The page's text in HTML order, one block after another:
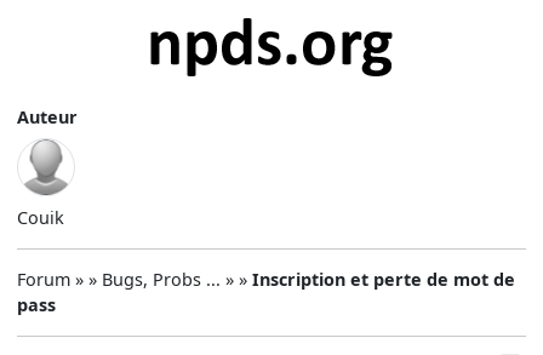
Auteur
Couik
Forum » » Bugs, Probs ... » »Inscription et perte de mot de
pass